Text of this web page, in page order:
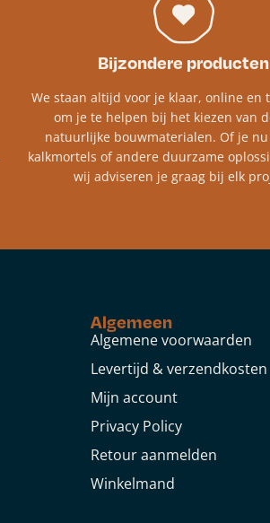
Bijzondere producten
We staan altijd voor je klaar, online en
om je te helpen bij het kiezen van
natuurlijke bouwmaterialen. Of je nu
kalkmortels of andere duurzame
wij adviseren je graag bij elk
Algemeen
Algemene voorwaarden
Levertijd & verzendkosten
Mijn account
Privacy Policy
Retour aanmelden
Winkelmand